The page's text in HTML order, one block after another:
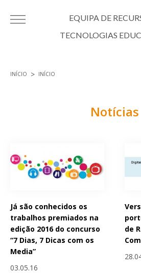
EQUIPA DE
TECNOLOGIAS
INÍCIO INÍCIO
Notícias
Já são conhecidos os
trabalhos premiados na
edição 2016 do concurso
“7 Dias, 7 Dicas com os
Media”
03.05.16
de
Páginas